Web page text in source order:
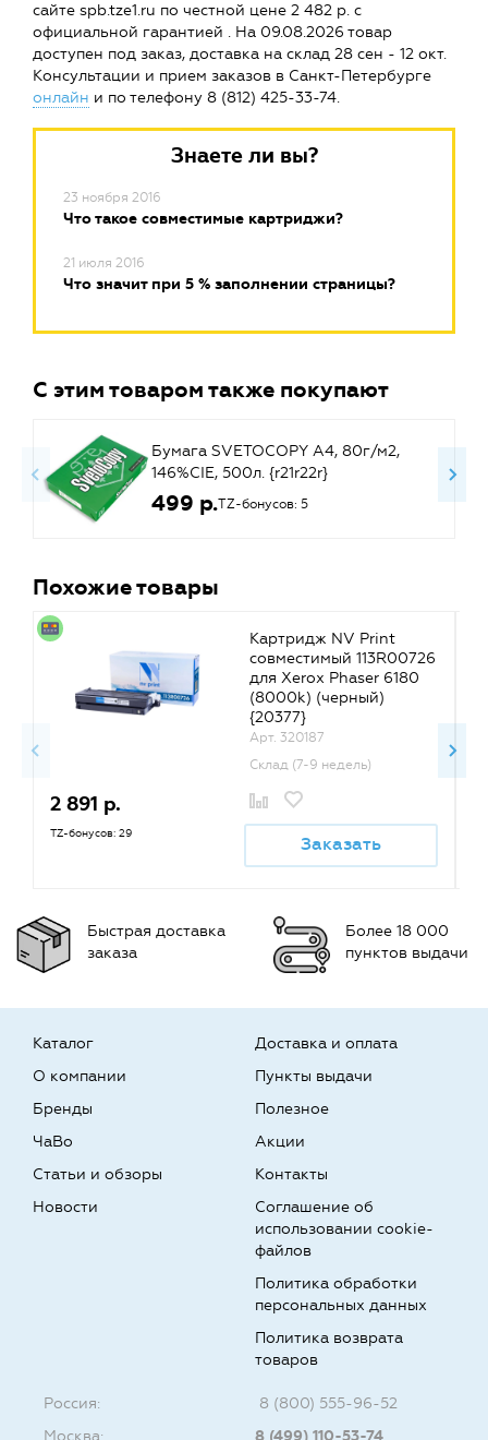
сайте spb.tze1.ru по честной цене 2 482 р. с
официальной гарантией . На 09.08.2026 товар
доступен под заказ, доставка на склад 28 сен - 12 окт.
Консультации и прием заказов в Санкт-Петербурге
онлайн и по телефону 8 (812) 425-33-74.
Знаете ли вы?
23 ноября 2016
Что такое совместимые картриджи?
21 июля 2016
Что значит при 5 % заполнении страницы?
С этим товаром также покупают
Бумага SVETOCOPY A4, 80г/м2,
146%CIE, 500л. {r21r22r}
499 р.TZ-бонусов: 5
Похожие товары
Картридж NV Print
совместимый 113R00726
для Xerox Phaser 6180
(8000k) (черный)
{20377}
Арт. 320187
Склад (7-9 недель)
2 891 р.
TZ-бонусов: 29 Заказать
Быстрая доставка
заказа
Более 18 000
пунктов выдачи
Каталог
О компании
Бренды
Доставка и оплата
Пункты выдачи
Полезное
ЧаВо
Статьи и обзоры
Новости
Акции
Контакты
Соглашение об
использовании cookie-
файлов
Политика обработки
персональных данных
Политика возврата
товаров
Россия:
8 (800) 555-96-52